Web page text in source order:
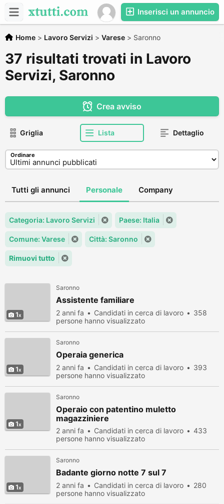
Inserisci un annuncio
Home > Lavoro Servizi > Varese > Saronno
37 risultati trovati in Lavoro
Servizi, Saronno
Crea avviso
Griglia Lista Dettaglio
Ordinare
Tutti gli annunci Personale Company
Categoria: Lavoro Servizi Paese: Italia
Comune: Varese Città: Saronno
Rimuovi tutto
1
Saronno
Assistente familiare
2 anni fa Candidati in cerca di lavoro
358
persone hanno visualizzato
1
Saronno
Operaia generica
2 anni fa Candidati in cerca di lavoro
393
persone hanno visualizzato
1
Saronno
Operaio con patentino muletto
magazziniere
2 anni fa Candidati in cerca di lavoro
433
persone hanno visualizzato
1
Saronno
Badante giorno notte 7 sul 7
2 anni fa Candidati in cerca di lavoro
280
persone hanno visualizzato